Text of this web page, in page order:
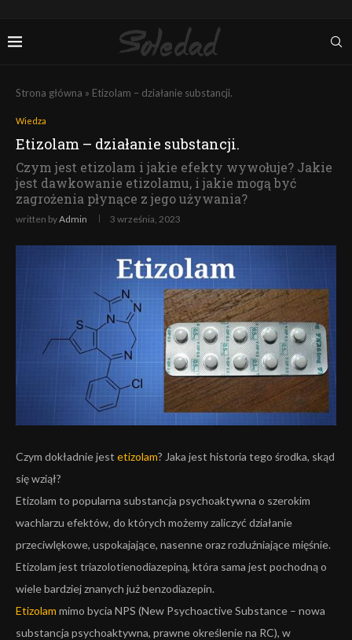
Strona główna » Etizolam – działanie substancji.
Wiedza
Etizolam – działanie substancji.
Czym jest etizolam i jakie efekty wywołuje? Jakie
jest dawkowanie etizolamu, i jakie mogą być
zagrożenia płynące z jego używania?
written byAdmin 3 września, 2023
Czym dokładnie jest etizolam? Jaka jest historia tego środka, skąd
się wziął?
Etizolam to popularna substancja psychoaktywna o szerokim
wachlarzu efektów, do których możemy zaliczyć działanie
przeciwlękowe, uspokajające, nasenne oraz rozluźniające mięśnie.
Etizolam jest triazolotienodiazepiną, która sama jest pochodną o
wiele bardziej znanych już benzodiazepin.
Etizolam mimo bycia NPS (New Psychoactive Substance – nowa
substancja psychoaktywna, prawne określenie na RC), w